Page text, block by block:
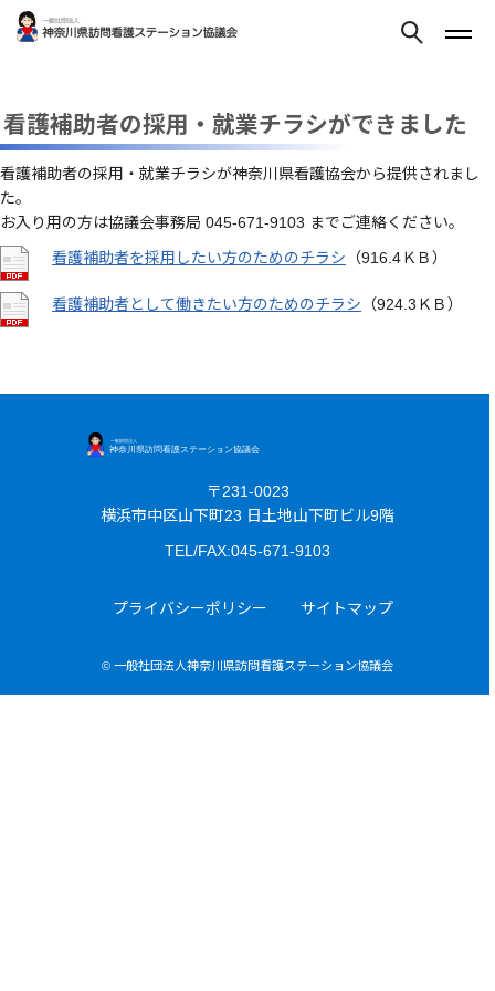
看護補助者の採用・就業チラシができました
看護補助者の採用・就業チラシが神奈川県看護協会から提供されまし
た。
お入り用の方は協議会事務局 045-671-9103 までご連絡ください。
看護補助者を採用したい方のためのチラシ （916.4ＫＢ）
看護補助者として働きたい方のためのチラシ （924.3ＫＢ）
〒231-0023
横浜市中区山下町23 日土地山下町ビル9階
TEL/FAX:045-671-9103
プライバシーポリシー サイトマップ
© 一般社団法人神奈川県訪問看護ステーション協議会